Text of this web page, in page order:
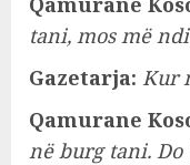
tani, mos më
Gazetarja: Kur
Qamurane
në burg tani.